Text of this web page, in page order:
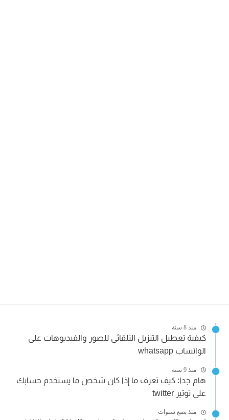
منذ 8 سنة
كيفية تعطيل التنزيل التلقائى للصور والفيديوهات على
الواتساب whatsapp
منذ 9 سنة
هام جدا: كيف تعرف ما إذا كان شخص ما يستخدم حسابك
على توتير twitter
منذ بضع سنوات